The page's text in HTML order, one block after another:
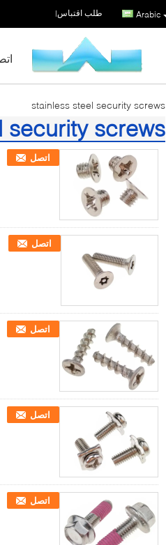
Arabic طلب اقتباس|
stainless steel security screws
security screws
اتصل
اتصل
اتصل
اتصل
اتصل